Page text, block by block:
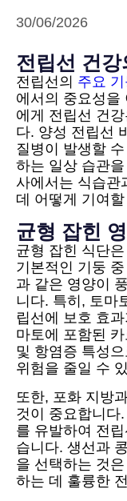
30/06/2026
전립선 건강
전립선의 주요 기
에서의 중요성을
에게 전립선 건
다. 양성 전립선
질병이 발생할
하는 일상 습관
사에서는 식습관
데 어떻게 기여
균형 잡힌
균형 잡힌 식단은
기본적인 기둥
과 같은 영양이
니다. 특히, 토마
립선에 보호 효
마토에 포함된
및 항염증 특성
위험을 줄일 수
또한, 포화 지방
것이 중요합니다
를 유발하여 전
습니다. 생선과
을 선택하는 것
하는 데 훌륭한